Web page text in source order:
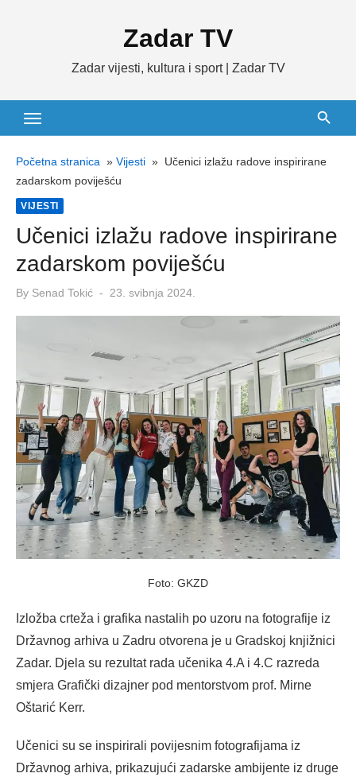
Zadar TV
Zadar vijesti, kultura i sport | Zadar TV
Početna stranica » Vijesti » Učenici izlažu radove inspirirane
zadarskom poviješću
VIJESTI
Učenici izlažu radove inspirirane
zadarskom poviješću
By Senad Tokić
Posted
23. svibnja 2024.
Foto: GKZD
Izložba crteža i grafika nastalih po uzoru na fotografije iz
Državnog arhiva u Zadru otvorena je u Gradskoj knjižnici
Zadar. Djela su rezultat rada učenika 4.A i 4.C razreda
smjera Grafički dizajner pod mentorstvom prof. Mirne
Oštarić Kerr.
Učenici su se inspirirali povijesnim fotografijama iz
Državnog arhiva, prikazujući zadarske ambijente iz druge